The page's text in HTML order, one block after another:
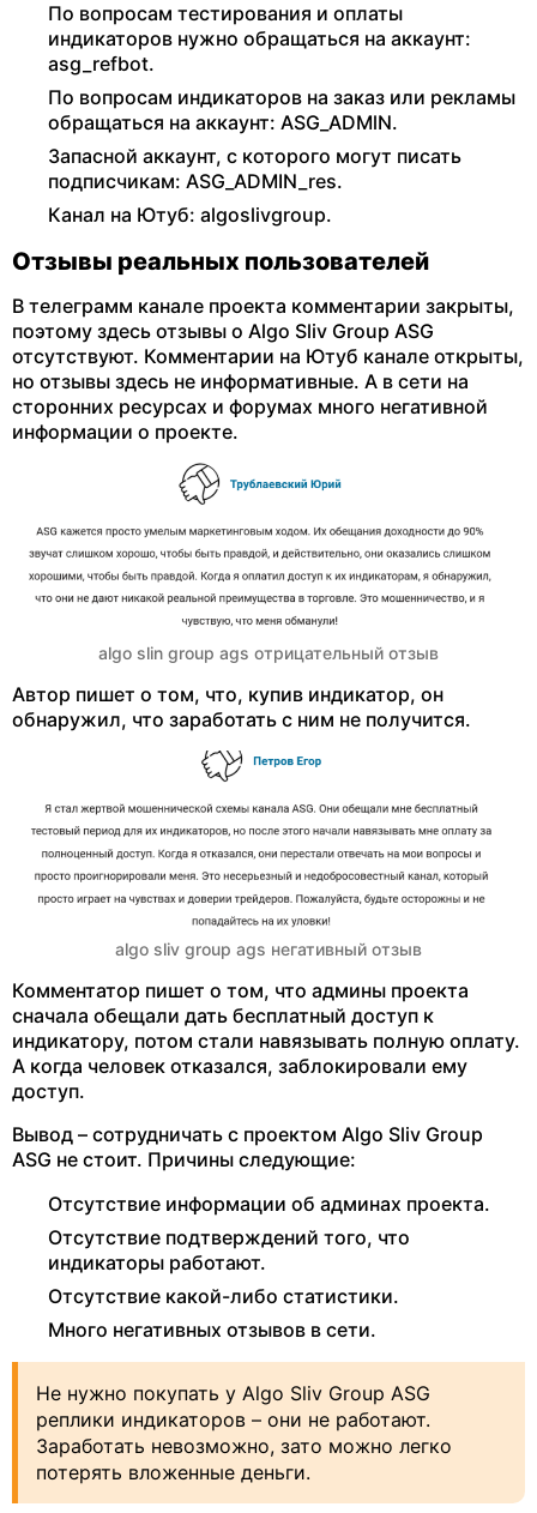
По вопросам тестирования и оплаты
индикаторов нужно обращаться на аккаунт:
asg_refbot.
По вопросам индикаторов на заказ или рекламы
обращаться на аккаунт: ASG_ADMlN.
Запасной аккаунт, с которого могут писать
подписчикам: ASG_ADMIN_res.
Канал на Ютуб: algoslivgroup.
Отзывы реальных пользователей
В телеграмм канале проекта комментарии закрыты,
поэтому здесь отзывы о Algo Sliv Group ASG
отсутствуют. Комментарии на Ютуб канале открыты,
но отзывы здесь не информативные. А в сети на
сторонних ресурсах и форумах много негативной
информации о проекте.
algo slin group ags отрицательный отзыв
Автор пишет о том, что, купив индикатор, он
обнаружил, что заработать с ним не получится.
algo sliv group ags негативный отзыв
Комментатор пишет о том, что админы проекта
сначала обещали дать бесплатный доступ к
индикатору, потом стали навязывать полную оплату.
А когда человек отказался, заблокировали ему
доступ.
Вывод – сотрудничать с проектом Algo Sliv Group
ASG не стоит. Причины следующие:
Отсутствие информации об админах проекта.
Отсутствие подтверждений того, что
индикаторы работают.
Отсутствие какой-либо статистики.
Много негативных отзывов в сети.
Не нужно покупать у Algo Sliv Group ASG
реплики индикаторов – они не работают.
Заработать невозможно, зато можно легко
потерять вложенные деньги.